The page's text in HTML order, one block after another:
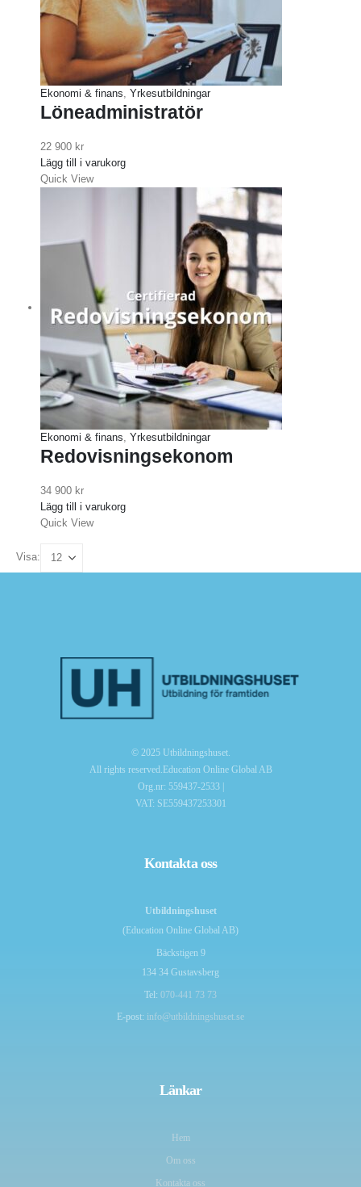
Ekonomi & finans, Yrkesutbildningar
Löneadministratör
22 900 kr
Lägg till i varukorg
Quick View
Ekonomi & finans, Yrkesutbildningar
Redovisningsekonom
34 900 kr
Lägg till i varukorg
Quick View
Visa:
© 2025 Utbildningshuset.
All rights reserved.Education Online Global AB
Org.nr: 559437-2533 |
VAT: SE559437253301
Kontakta oss
Utbildningshuset
(Education Online Global AB)
Bäckstigen 9
134 34 Gustavsberg
Tel: 070-441 73 73
E-post: info@utbildningshuset.se
Länkar
Hem
Om oss
Kontakta oss